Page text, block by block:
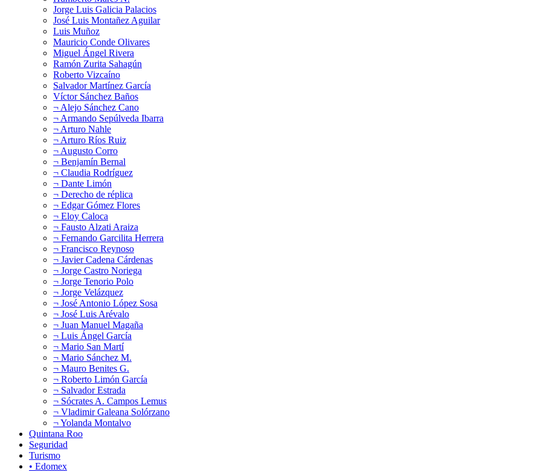
Jorge Luis Galicia Palacios
José Luis Montañez Aguilar
Luis Muñoz
Mauricio Conde Olivares
Miguel Ángel Rivera
Ramón Zurita Sahagún
Roberto Vizcaíno
Salvador Martínez García
Víctor Sánchez Baños
¬ Alejo Sánchez Cano
¬ Armando Sepúlveda Ibarra
¬ Arturo Nahle
¬ Arturo Ríos Ruiz
¬ Augusto Corro
¬ Benjamín Bernal
¬ Claudia Rodríguez
¬ Dante Limón
¬ Derecho de réplica
¬ Edgar Gómez Flores
¬ Eloy Caloca
¬ Fausto Alzati Araiza
¬ Fernando Garcilita Herrera
¬ Francisco Reynoso
¬ Javier Cadena Cárdenas
¬ Jorge Castro Noriega
¬ Jorge Tenorio Polo
¬ Jorge Velázquez
¬ José Antonio López Sosa
¬ José Luis Arévalo
¬ Juan Manuel Magaña
¬ Luis Ángel García
¬ Mario San Martí
¬ Mario Sánchez M.
¬ Mauro Benites G.
¬ Roberto Limón García
¬ Salvador Estrada
¬ Sócrates A. Campos Lemus
¬ Vladimir Galeana Solórzano
¬ Yolanda Montalvo
Quintana Roo
Seguridad
Turismo
• Edomex